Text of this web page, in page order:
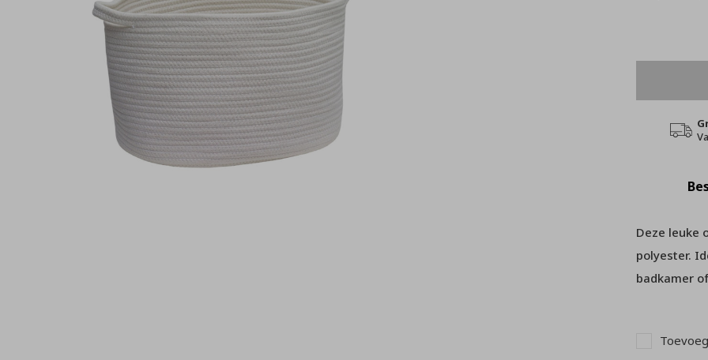
Deze leuke
polyester.
badkamer